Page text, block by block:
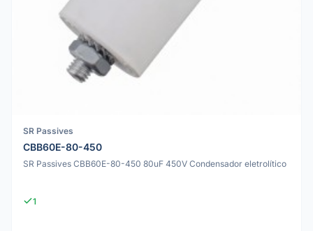
SR Passives
CBB60E-80-450
SR Passives CBB60E-80-450 80uF 450V Condensador eletrolítico
1